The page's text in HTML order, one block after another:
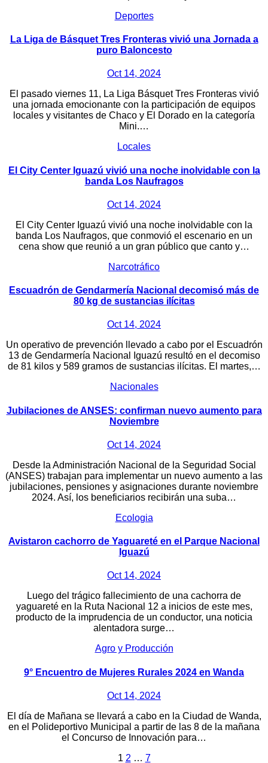
Deportes
La Liga de Básquet Tres Fronteras vivió una Jornada a
puro Baloncesto
Oct 14, 2024
El pasado viernes 11, La Liga Básquet Tres Fronteras vivió
una jornada emocionante con la participación de equipos
locales y visitantes de Chaco y El Dorado en la categoría
Mini.…
Locales
El City Center Iguazú vivió una noche inolvidable con la
banda Los Naufragos
Oct 14, 2024
El City Center Iguazú vivió una noche inolvidable con la
banda Los Naufragos, que conmovió el escenario en un
cena show que reunió a un gran público que canto y…
Narcotráfico
Escuadrón de Gendarmería Nacional decomisó más de
80 kg de sustancias ilícitas
Oct 14, 2024
Un operativo de prevención llevado a cabo por el Escuadrón
13 de Gendarmería Nacional Iguazú resultó en el decomiso
de 81 kilos y 589 gramos de sustancias ilícitas. El martes,…
Nacionales
Jubilaciones de ANSES: confirman nuevo aumento para
Noviembre
Oct 14, 2024
Desde la Administración Nacional de la Seguridad Social
(ANSES) trabajan para implementar un nuevo aumento a las
jubilaciones, pensiones y asignaciones durante noviembre
2024. Así, los beneficiarios recibirán una suba…
Ecologia
Avistaron cachorro de Yaguareté en el Parque Nacional
Iguazú
Oct 14, 2024
Luego del trágico fallecimiento de una cachorra de
yaguareté en la Ruta Nacional 12 a inicios de este mes,
producto de la imprudencia de un conductor, una noticia
alentadora surge…
Agro y Producción
9° Encuentro de Mujeres Rurales 2024 en Wanda
Oct 14, 2024
El día de Mañana se llevará a cabo en la Ciudad de Wanda,
en el Polideportivo Municipal a partir de las 8 de la mañana
el Concurso de Innovación para…
1 2 … 7